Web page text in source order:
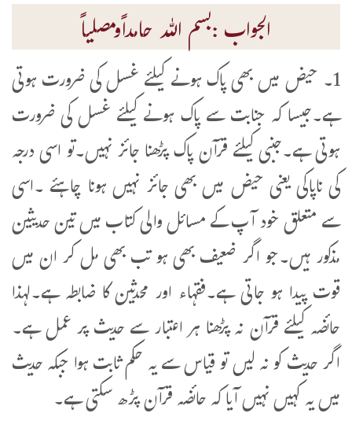
الجواب :بسم اللہ حامداًومصلیاً
1۔ حیض میں بھی پاک ہونے کیلئے غسل کی ضرورت ہوتی
ہے۔جیسا کہ جنابت سے پاک ہونے کیلئے غسل کی ضرورت
ہوتی ہے۔جنبی کیلئے قرآن پاک پڑھنا جائز نہیں۔تو اسی درجہ
کی ناپاکی یعنی حیض میں بھی جائز نہیں ہونا چاہئے ۔اسی
سے متعلق خود آپ کے مسائل والی کتاب میں تین حدیثین
مذکور ہیں۔جو اگر ضعیف بھی ہو تب بھی مل کر ان میں
قوت پیدا ہو جاتی ہے۔فقہاء اور محدثین کا ضابطہ ہے۔لہذا
حائضہ کیلئے قرآن نہ پڑھنا ہر اعتبار سے حدیث پر عمل ہے۔
اگر حدیث کو نہ لیں تو قیاس سے یہ حکم ثابت ہوا جبکہ حدیث
میں یہ کہیں نہیں آیا کہ حائضہ قرآن پڑھ سکتی ہے۔